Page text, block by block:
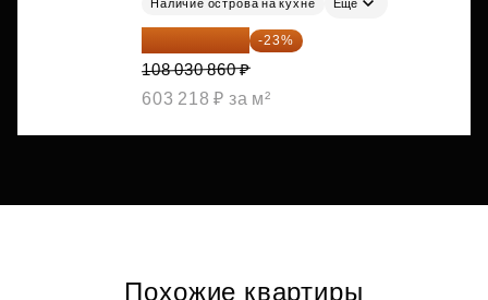
Наличие острова на кухне Ещё
83 183 762 ₽ -23%
108 030 860 ₽
603 218 ₽ за м²
Похожие квартиры